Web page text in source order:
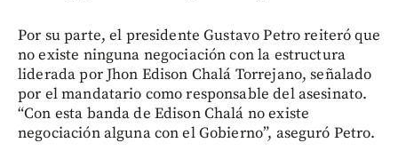
Por su parte, el presidente Gustavo Petro reiteró que
no existe ninguna negociación con la estructura
liderada por Jhon Edison Chalá Torrejano, señalado
por el mandatario como responsable del asesinato.
“Con esta banda de Edison Chalá no existe
negociación alguna con el Gobierno”, aseguró Petro.